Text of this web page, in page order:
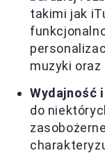
takimi jak
muzyki
Wydajność
do